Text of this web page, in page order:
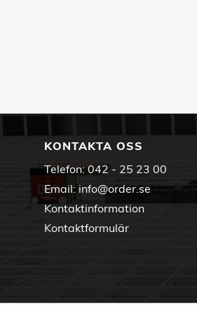
KONTAKTA OSS
Telefon: 042 - 25 23 00
Email: info@order.se
Kontaktinformation
Kontaktformulär